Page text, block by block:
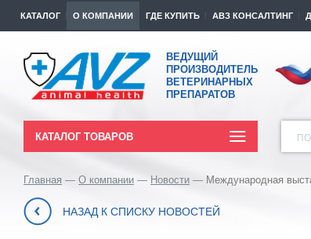
КАТАЛОГ О КОМПАНИИ ГДЕ КУПИТЬ АВЗ КОНСАЛТИНГ
ВЕДУЩИЙ
ПРОИЗВОДИТЕЛЬ
ВЕТЕРИНАРНЫХ
ПРЕПАРАТОВ
КАТАЛОГ ТОВАРОВ
Главная О компании Новости Международная
НАЗАД К СПИСКУ НОВОСТЕЙ